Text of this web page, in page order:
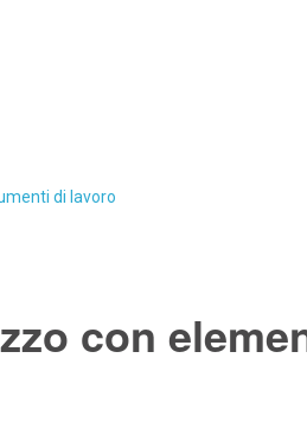
di lavoro
con